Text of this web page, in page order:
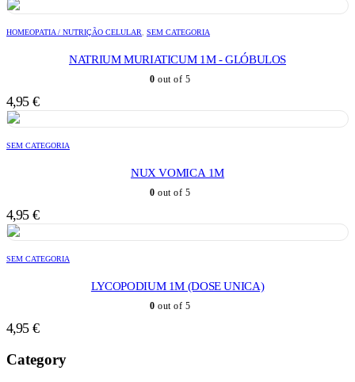
HOMEOPATIA / NUTRIÇÃO CELULAR SEM CATEGORIA
NATRIUM MURIATICUM 1M - GLÓBULOS
0 out of 5
4,95 €
SEM CATEGORIA
NUX VOMICA 1M
0 out of 5
4,95 €
SEM CATEGORIA
LYCOPODIUM 1M (DOSE UNICA)
0 out of 5
4,95 €
Category